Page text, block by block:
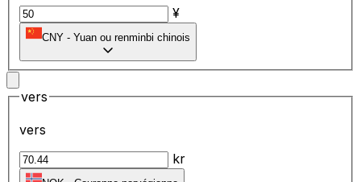
¥
CNY - Yuan ou renminbi chinois
vers
vers
kr